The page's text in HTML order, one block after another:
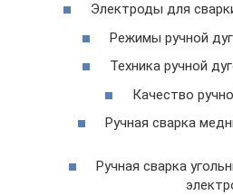
Электроды для
Режимы ручной
Техника ручной
Качество
Ручная сварка
Ручная сварка